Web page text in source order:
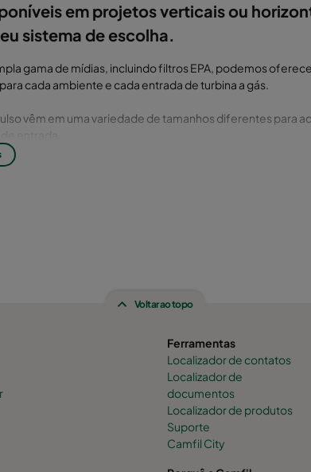
em projetos verticais ou
sistema de escolha.
gama de mídias, incluindo filtros EPA, podemos
cada ambiente e cada entrada de turbina a gás.
vêm em uma variedade de tamanhos diferentes para
(M6-F8), Synthetic (F9-E10) ou Cambrane (E12)
Voltar ao topo
Ferramentas
Localizador de contatos
Localizador de
documentos
Localizador de produtos
Suporte
Camfil City